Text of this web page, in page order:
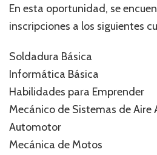
En esta oportunidad, se
inscripciones a los siguientes
Soldadura Básica
Informática Básica
Habilidades para Emprender
Mecánico de Sistemas de
Automotor
Mecánica de Motos